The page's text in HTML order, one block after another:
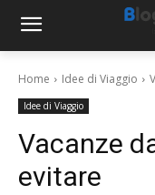
Home Idee di Viaggio
Idee di Viaggio
Vacanze
evitare